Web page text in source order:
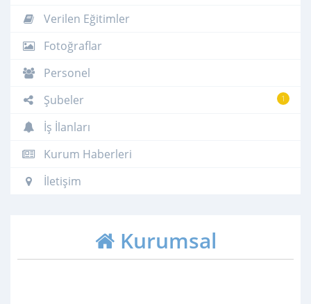
Verilen Eğitimler
Fotoğraflar
Personel
1
Şubeler
İş İlanları
Kurum Haberleri
İletişim
Kurumsal